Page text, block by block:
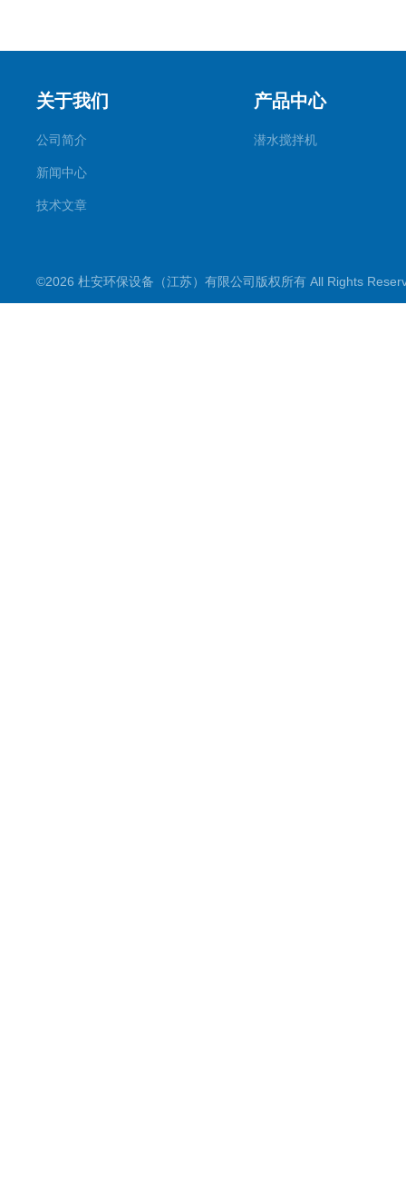
关于我们
公司简介
新闻中心
技术文章
产品中心
潜水搅拌机
©2026 杜安环保设备（江苏）有限公司版权所有 All Rights